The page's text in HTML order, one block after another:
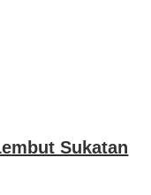
Sukatan